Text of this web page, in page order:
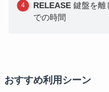
RELEASE鍵盤を離
での時間
おすすめ利用シーン